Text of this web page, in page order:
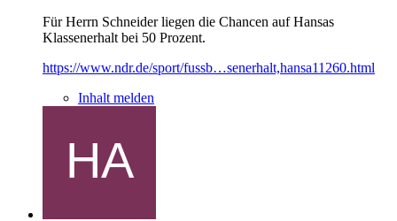
Für Herrn Schneider liegen die Chancen auf Hansas
Klassenerhalt bei 50 Prozent.
https://www.ndr.de/sport/fussb…senerhalt,hansa11260.html
Inhalt melden